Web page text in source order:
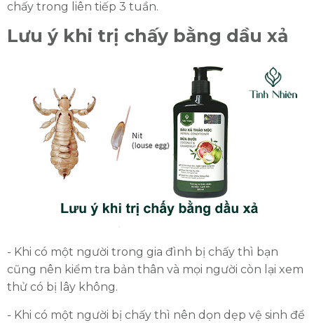
chấy trong liên tiếp 3 tuần.
Lưu ý khi trị chấy bằng dầu xả
- Khi có một người trong gia đình bị chấy thì bạn
cũng nên kiểm tra bản thân và mọi người còn lại xem
thử có bị lây không.
- Khi có một người bị chấy thì nên dọn dẹp vệ sinh để